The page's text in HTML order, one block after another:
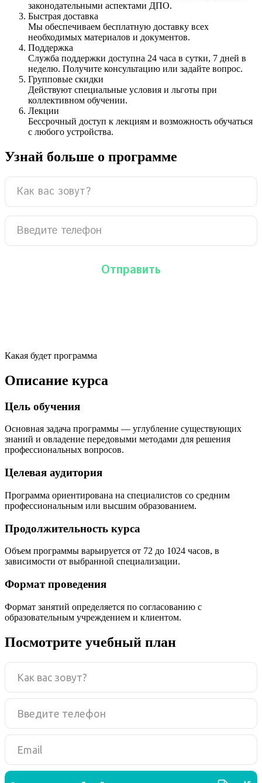
законодательными аспектами ДПО.
Быстрая доставка
Мы обеспечиваем бесплатную доставку всех
необходимых материалов и документов.
Поддержка
Служба поддержки доступна 24 часа в сутки, 7 дней в
неделю. Получите консультацию или задайте вопрос.
Групповые скидки
Действуют специальные условия и льготы при
коллективном обучении.
Лекции
Бессрочный доступ к лекциям и возможность обучаться
с любого устройства.
Узнай больше о программе
Какая будет программа
Описание курса
Цель обучения
Основная задача программы — углубление существующих
знаний и овладение передовыми методами для решения
профессиональных вопросов.
Целевая аудитория
Программа ориентирована на специалистов со средним
профессиональным или высшим образованием.
Продолжительность курса
Объем программы варьируется от 72 до 1024 часов, в
зависимости от выбранной специализации.
Формат проведения
Формат занятий определяется по согласованию с
образовательным учреждением и клиентом.
Посмотрите учебный план